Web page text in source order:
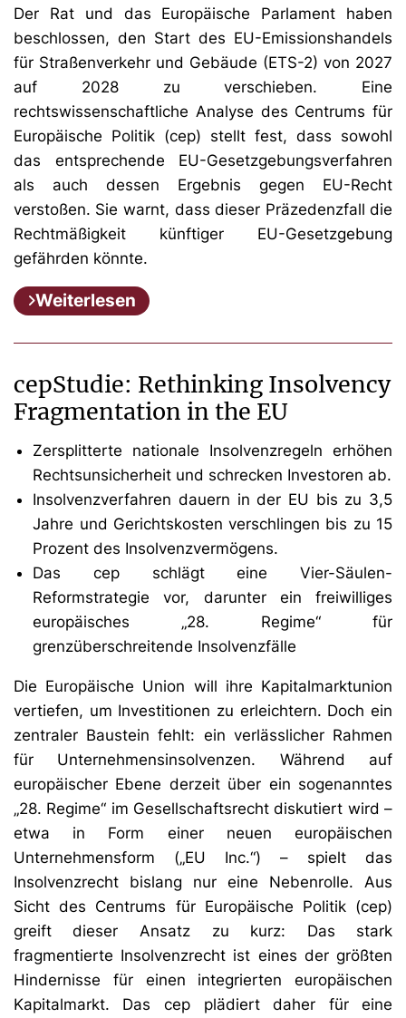
Der Rat und das Europäische Parlament haben
beschlossen, den Start des EU-Emissionshandels
für Straßenverkehr und Gebäude (ETS-2) von 2027
auf 2028 zu verschieben. Eine
rechtswissenschaftliche Analyse des Centrums für
Europäische Politik (cep) stellt fest, dass sowohl
das entsprechende EU-Gesetzgebungsverfahren
als auch dessen Ergebnis gegen EU-Recht
verstoßen. Sie warnt, dass dieser Präzedenzfall die
Rechtmäßigkeit künftiger EU-Gesetzgebung
gefährden könnte.
Weiterlesen
cepStudie: Rethinking Insolvency
Fragmentation in the EU
Zersplitterte nationale Insolvenzregeln erhöhen
Rechtsunsicherheit und schrecken Investoren ab.
Insolvenzverfahren dauern in der EU bis zu 3,5
Jahre und Gerichtskosten verschlingen bis zu 15
Prozent des Insolvenzvermögens.
Das cep schlägt eine Vier-Säulen-
Reformstrategie vor, darunter ein freiwilliges
europäisches „28. Regime“ für
grenzüberschreitende Insolvenzfälle
Die Europäische Union will ihre Kapitalmarktunion
vertiefen, um Investitionen zu erleichtern. Doch ein
zentraler Baustein fehlt: ein verlässlicher Rahmen
für Unternehmensinsolvenzen. Während auf
europäischer Ebene derzeit über ein sogenanntes
„28. Regime“ im Gesellschaftsrecht diskutiert wird –
etwa in Form einer neuen europäischen
Unternehmensform („EU Inc.“) – spielt das
Insolvenzrecht bislang nur eine Nebenrolle. Aus
Sicht des Centrums für Europäische Politik (cep)
greift dieser Ansatz zu kurz: Das stark
fragmentierte Insolvenzrecht ist eines der größten
Hindernisse für einen integrierten europäischen
Kapitalmarkt. Das cep plädiert daher für eine